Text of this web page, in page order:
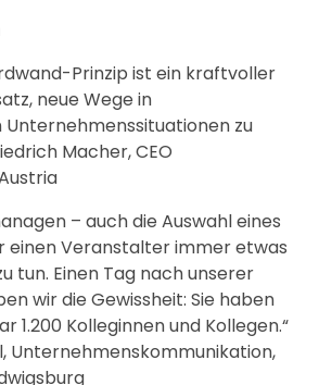
Prinzip ist ein kraftvoller
neue Wege in
zu
Macher, CEO
– auch die Auswahl eines
einen Veranstalter immer etwas
tun. Einen Tag nach unserer
wir die Gewissheit: Sie haben
1.200 Kolleginnen und Kollegen.“
Unternehmenskommunikation,